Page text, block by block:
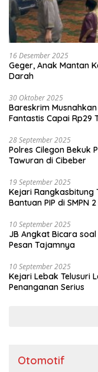
16 Desember 2025
Geger, Anak Mantan
Darah
30 Oktober 2025
Bareskrim
Fantastis Capai Rp29
28 September 2025
Polres Cilegon Bekuk
Tawuran di Cibeber
19 September 2025
Kejari Rangkasbitung
Bantuan PIP di SMPN
10 September 2025
JB Angkat Bicara soal
Pesan Tajamnya
10 September 2025
Kejari Lebak Telusuri
Penanganan Serius
Otomotif